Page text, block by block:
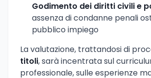
Godimento dei diritti civili e
assenza di condanne penali
pubblico impiego
La valutazione, trattandosi di
titoli, sarà incentrata sul
professionale, sulle esperienze